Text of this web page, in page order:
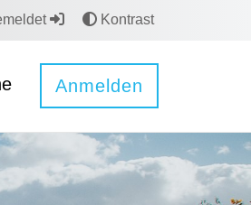
Kontrast
Anmelden